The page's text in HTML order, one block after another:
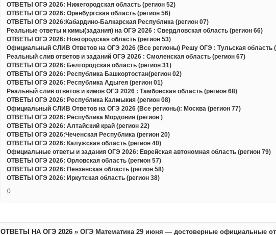
ОТВЕТЫ ОГЭ 2026: Нижегородская область (регион 52)
ОТВЕТЫ ОГЭ 2026: Оренбургская область (регион 56)
ОТВЕТЫ ОГЭ 2026:Кабардино-Балкарская Республика (регион 07)
Реальные ответы и кимы(задания) на ОГЭ 2026 : Свердловская область (регион 66)
ОТВЕТЫ ОГЭ 2026: Новгородская область (регион 53)
Официальный СЛИВ Ответов на ОГЭ 2026 (Все регионы) Решу ОГЭ : Тульская область
Реальный слив ответов и заданий ОГЭ 2026 : Смоленская область (регион 67)
ОТВЕТЫ ОГЭ 2026: Белгородская область (регион 31)
ОТВЕТЫ ОГЭ 2026: Республика Башкортостан(регион 02)
ОТВЕТЫ ОГЭ 2026: Республика Адыгея (регион 01)
Реальный слив ответов и кимов ОГЭ 2026 : Тамбовская область (регион 68)
ОТВЕТЫ ОГЭ 2026: Республика Калмыкия (регион 08)
Официальный СЛИВ Ответов на ОГЭ 2026 (Все регионы): Москва (регион 77)
ОТВЕТЫ ОГЭ 2026: Республика Мордовия (регион )
ОТВЕТЫ ОГЭ 2026: Алтайский край (регион 22)
ОТВЕТЫ ОГЭ 2026:Чеченская Республика (регион 20)
ОТВЕТЫ ОГЭ 2026: Калужская область (регион 40)
Официальные ответы и задания ОГЭ 2026: Еврейская автономная область (регион 79)
ОТВЕТЫ ОГЭ 2026: Орловская область (регион 57)
ОТВЕТЫ ОГЭ 2026: Пензенская область (регион 58)
ОТВЕТЫ ОГЭ 2026: Иркутская область (регион 38)
0
ОТВЕТЫ НА ОГЭ 2026 » ОГЭ Математика 29 июня — достоверные официальные